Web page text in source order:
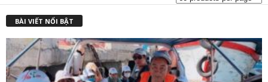
BÀI VIẾT NỔI BẬT